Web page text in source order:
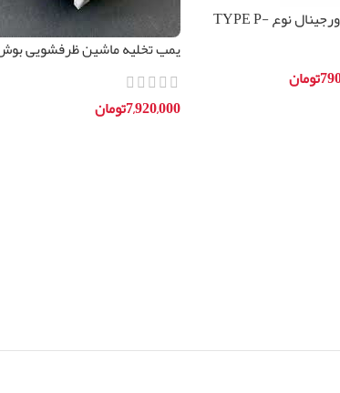
پاکت جاروبرقی بوش اورجینال نوع TYPE P-
تومان
سری sms
7,920,000تومان